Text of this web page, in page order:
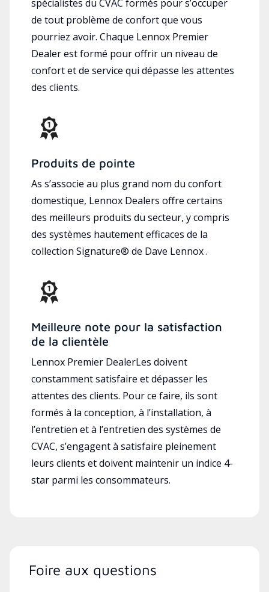
spécialistes du CVAC formés pour s’occuper
de tout problème de confort que vous
pourriez avoir. Chaque Lennox Premier
Dealer est formé pour offrir un niveau de
confort et de service qui dépasse les attentes
des clients.
Produits de pointe
As s’associe au plus grand nom du confort
domestique, Lennox Dealers offre certains
des meilleurs produits du secteur, y compris
des systèmes hautement efficaces de la
collection Signature® de Dave Lennox .
Meilleure note pour la satisfaction
de la clientèle
Lennox Premier DealerLes doivent
constamment satisfaire et dépasser les
attentes des clients. Pour ce faire, ils sont
formés à la conception, à l’installation, à
l’entretien et à l’entretien des systèmes de
CVAC, s’engagent à satisfaire pleinement
leurs clients et doivent maintenir un indice 4-
star parmi les consommateurs.
Foire aux questions